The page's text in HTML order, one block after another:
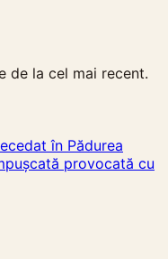
de la cel mai recent.
în Pădurea
provocată cu